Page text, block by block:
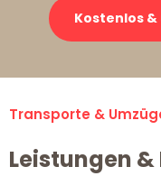
Kostenlos
Transporte &
Leistungen